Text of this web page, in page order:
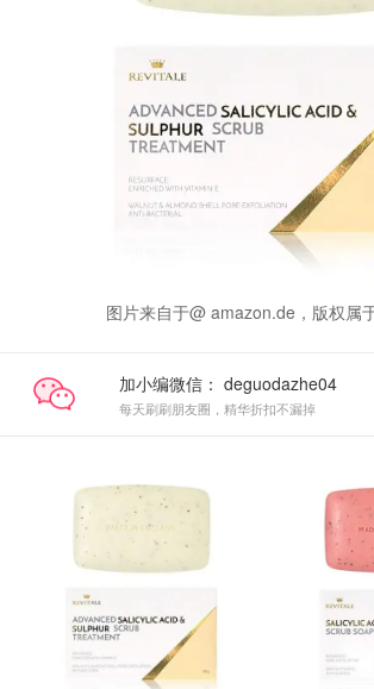
图片来自于@ amazon.de，版权属
加小编微信：
每天刷刷朋友圈，精华折扣不漏掉